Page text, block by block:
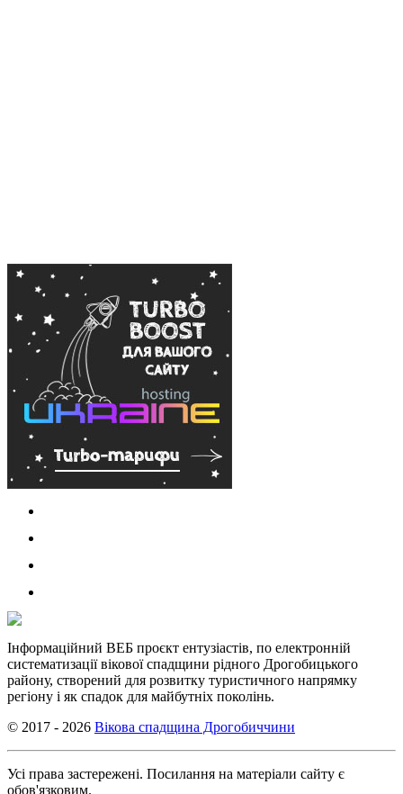
Інформаційний ВЕБ проєкт ентузіастів, по електронній
систематизації вікової спадщини рідного Дрогобицького
району, створений для розвитку туристичного напрямку
регіону і як спадок для майбутніх поколінь.
© 2017 - 2026 Вікова спадщина Дрогобиччини
Усі права застережені. Посилання на матеріали сайту є
обов'язковим.